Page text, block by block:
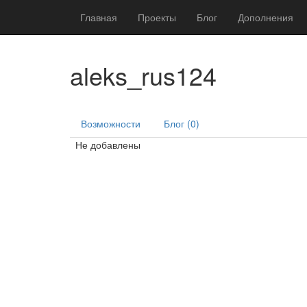
Главная Проекты Блог Дополнения
aleks_rus124
Возможности
Блог (0)
Не добавлены